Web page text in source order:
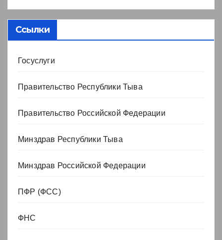
Ссылки
Госуслуги
Правительство Республики Тыва
Правительство Российской Федерации
Минздрав Республики Тыва
Минздрав Российской Федерации
ПФР (ФСС)
ФНС